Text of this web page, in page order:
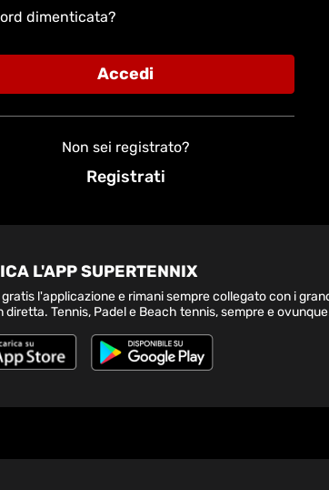
dimenticata?
Accedi
Non sei registrato?
Registrati
L'APP SUPERTENNIX
l'applicazione e rimani sempre collegato con i
diretta. Tennis, Padel e Beach tennis, sempre e